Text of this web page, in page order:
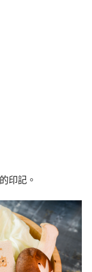
印記。